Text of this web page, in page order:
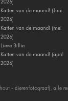
2026)
Katten van de maand! (Juni
2026)
Katten van de maand! (mei
2026)
Lieve Billie
Katten van de maand! (april
2026)
- dierenfotograaf), alle